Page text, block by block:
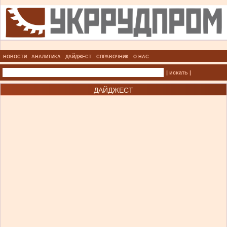
НОВОСТИ АНАЛИТИКА ДАЙДЖЕСТ СПРАВОЧНИК О НАС
| искать |
ДАЙДЖЕСТ